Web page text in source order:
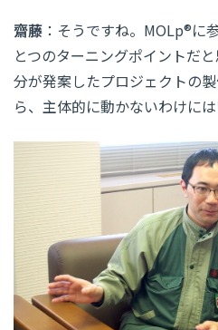
齋藤 ：そうですね。MOLp®に
とつのターニングポイントだ
分が発案したプロジェクトの
ら、主体的に動かないわけに